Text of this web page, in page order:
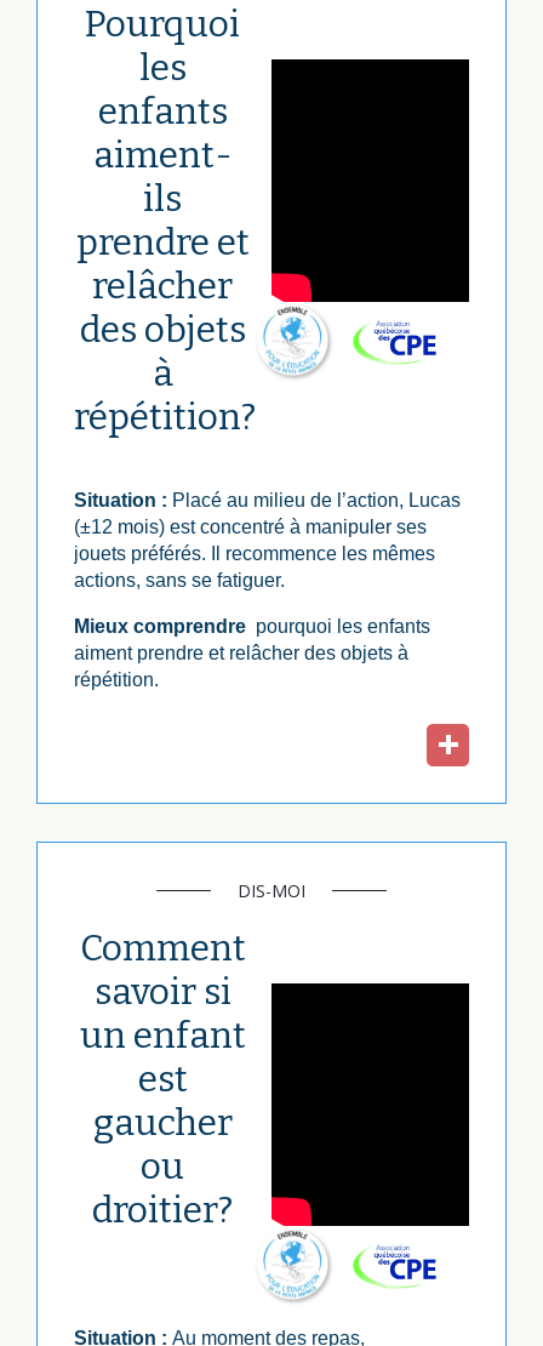
Pourquoi
les
enfants
aiment-
ils
prendre et
relâcher
des objets
à
répétition?
Situation : Placé au milieu de l’action, Lucas
(±12 mois) est concentré à manipuler ses
jouets préférés. Il recommence les mêmes
actions, sans se fatiguer.
Mieux comprendre pourquoi les enfants
aiment prendre et relâcher des objets à
répétition.
DIS-MOI
Comment
savoir si
un enfant
est
gaucher
ou
droitier?
Situation : Au moment des repas,